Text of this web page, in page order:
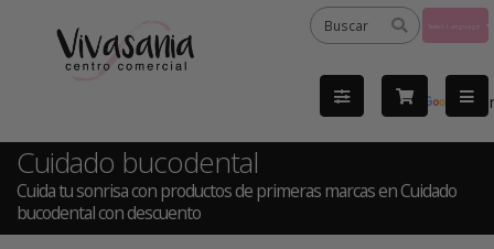
by
Cuidado bucodental
Cuida tu sonrisa con productos de primeras marcas en Cuidado
bucodental con descuento